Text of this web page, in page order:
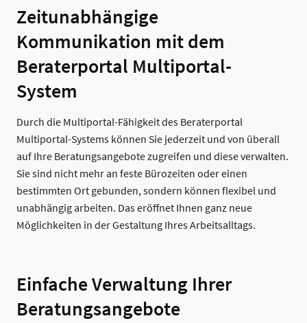
Zeitunabhängige
Kommunikation mit dem
Beraterportal Multiportal-
System
Durch die Multiportal-Fähigkeit des Beraterportal
Multiportal-Systems können Sie jederzeit und von überall
auf Ihre Beratungsangebote zugreifen und diese verwalten.
Sie sind nicht mehr an feste Bürozeiten oder einen
bestimmten Ort gebunden, sondern können flexibel und
unabhängig arbeiten. Das eröffnet Ihnen ganz neue
Möglichkeiten in der Gestaltung Ihres Arbeitsalltags.
Einfache Verwaltung Ihrer
Beratungsangebote